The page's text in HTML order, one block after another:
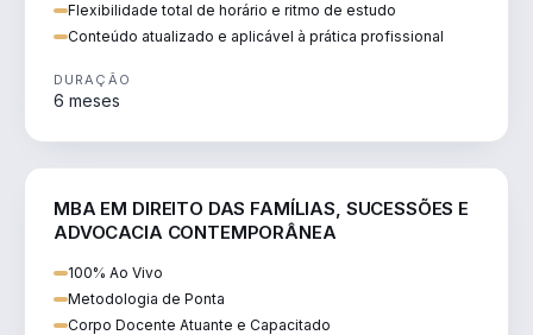
Flexibilidade total de horário e ritmo de estudo
Conteúdo atualizado e aplicável à prática profissional
DURAÇÃO
6 meses
MBA EM DIREITO DAS FAMÍLIAS, SUCESSÕES E
ADVOCACIA CONTEMPORÂNEA
100% Ao Vivo
Metodologia de Ponta
Corpo Docente Atuante e Capacitado